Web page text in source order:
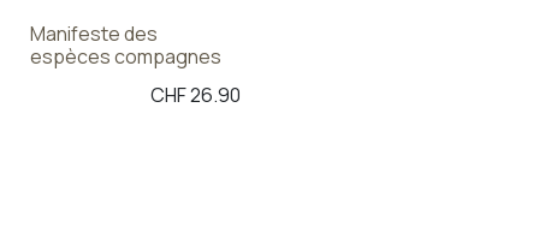
Manifeste des
espèces compagnes
CHF26.90